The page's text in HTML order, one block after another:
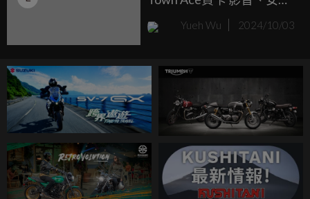
配備限時免費大升級
Yueh Wu 2024/10/03